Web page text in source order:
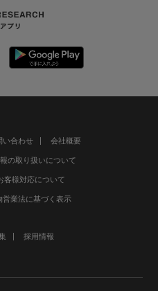
い合わせ 会社概要
の取り扱いについて
客様対応について
営業法に基づく表示
採用情報